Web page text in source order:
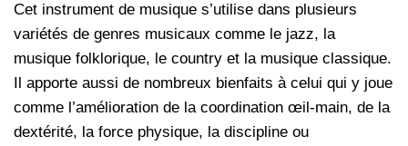
Cet instrument de musique s’utilise dans plusieurs
variétés de genres musicaux comme le jazz, la
musique folklorique, le country et la musique classique.
Il apporte aussi de nombreux bienfaits à celui qui y joue
comme l’amélioration de la coordination œil-main, de la
dextérité, la force physique, la discipline ou